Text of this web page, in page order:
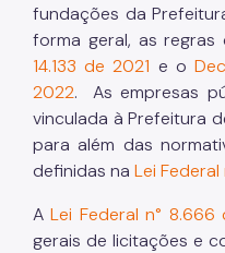
fundações da
forma geral, as regras
14.133 de 2021 e o
2022. As empresas
vinculada à Prefeitura
para além das
definidas na Lei Federal
ALei Federal n° 8.666
gerais de licitações e